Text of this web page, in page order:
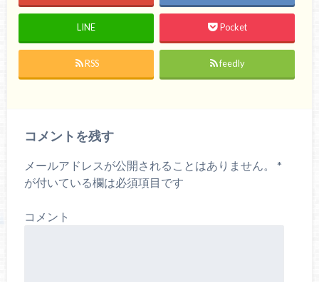
LINE Pocket
RSS feedly
コメントを残す
メールアドレスが公開されることはありません。
*
が付いている欄は必須項目です
コメント